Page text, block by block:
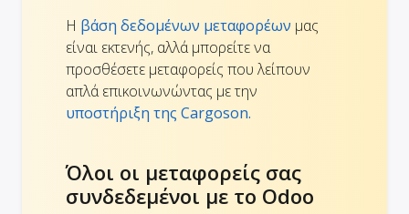
Η βάση δεδομένων μεταφορέων μας
είναι εκτενής, αλλά μπορείτε να
προσθέσετε μεταφορείς που λείπουν
απλά επικοινωνώντας με την
υποστήριξη της Cargoson.
Όλοι οι μεταφορείς σας
συνδεδεμένοι με το Odoo